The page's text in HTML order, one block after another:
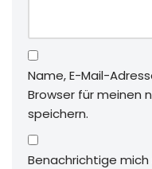
Name, E-Mail-
Browser für meinen
speichern.
Benachrichtige